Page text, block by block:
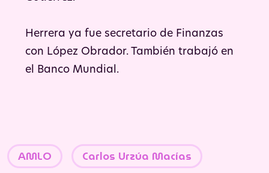
Herrera ya fue secretario de Finanzas
con López Obrador. También trabajó en
el Banco Mundial.
AMLO
Carlos Urzúa Macías